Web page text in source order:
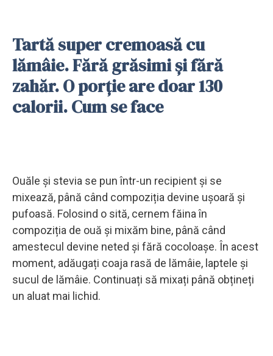
Tartă super cremoasă cu
lămâie. Fără grăsimi și fără
zahăr. O porție are doar 130
calorii. Cum se face
Ouăle și stevia se pun într-un recipient și se
mixează, până când compoziția devine ușoară și
pufoasă. Folosind o sită, cernem făina în
compoziția de ouă și mixăm bine, până când
amestecul devine neted și fără cocoloașe. În acest
moment, adăugați coaja rasă de lămâie, laptele și
sucul de lămâie. Continuați să mixați până obțineți
un aluat mai lichid.